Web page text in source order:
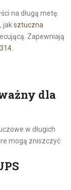
na długą metę.
jaksztuczna
Zapewniają
14.
dla
w długich
mogą zniszczyć